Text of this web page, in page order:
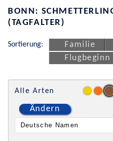
BONN:
(TAGFALTER)
Sortierung: Familie
Flugbeginn
Alle Arten
Ändern